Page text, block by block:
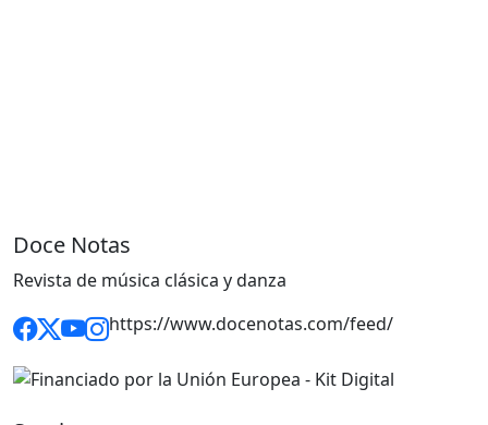
Doce Notas
Revista de música clásica y danza
https://www.docenotas.com/feed/